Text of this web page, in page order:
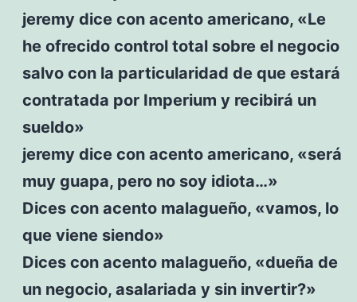
jeremy dice con acento americano, «Le
he ofrecido control total sobre el negocio
salvo con la particularidad de que estará
contratada por Imperium y recibirá un
sueldo»
jeremy dice con acento americano, «será
muy guapa, pero no soy idiota…»
Dices con acento malagueño, «vamos, lo
que viene siendo»
Dices con acento malagueño, «dueña de
un negocio, asalariada y sin invertir?»